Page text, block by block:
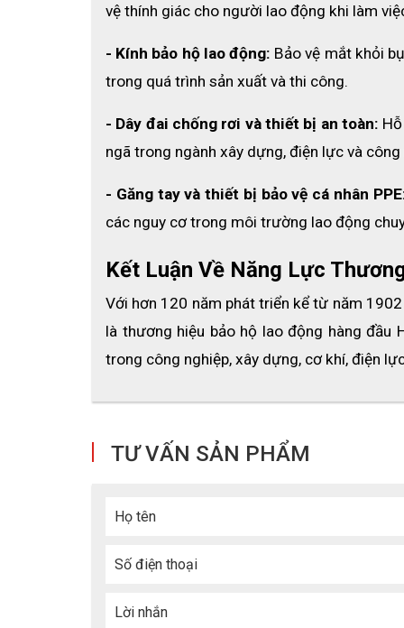
Độ bền cao, chịu va đập tốt
Nón bảo hộ 3M H-701SFR-UV được sản
chống va đập hiệu quả. Lớp vỏ ngoài bằng
trên cao.
Khả năng cách điện an toàn
Sản phẩm đạt tiêu chuẩn Class G & E, giúp
quan đến điện, đảm bảo an toàn tối đa cho
đầu. Quai nón chắc chắn, giữ cân bằng tốt khi
mang lại cảm giác thoải mái khi sử dụng
Hệ thống dây chắc chắn, bền bỉ
vệ thính giác cho người lao động khi làm
- Kính bảo hộ lao động: Bảo vệ mắt khỏi
trong quá trình sản xuất và thi công.
- Dây đai chống rơi và thiết bị an toàn:
ngã trong ngành xây dựng, điện lực và công
- Găng tay và thiết bị bảo vệ cá nhân
các nguy cơ trong môi trường lao động
Kết Luận Về Năng Lực
Với hơn 120 năm phát triển kể từ năm
là thương hiệu bảo hộ lao động hàng đầu
trong công nghiệp, xây dựng, cơ khí, điện
TƯ VẤN SẢN PHẨM
Họ tên
Số điện thoại
Lời nhắn